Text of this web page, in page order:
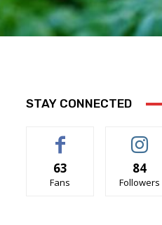
STAY CONNECTED
63
Fans
84
Followers